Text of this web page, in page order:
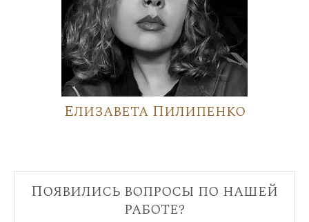
Елизавета Пилипенко
Появились вопросы по нашей
работе?